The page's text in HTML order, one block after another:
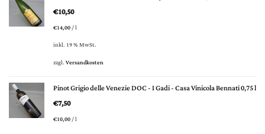
€10,50
€14,00/l
inkl. 19 % MwSt.
zzgl.Versandkosten
Pinot Grigio delle Venezie DOC - I Gadi - Casa Vinicola Bennati 0,75 l
€7,50
€10,00/l